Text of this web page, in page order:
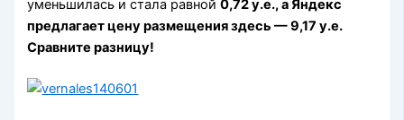
уменьшилась и стала равной0,72 y.e., а Яндекс
предлагает цену размещения здесь — 9,17 y.e.
Сравните разницу!